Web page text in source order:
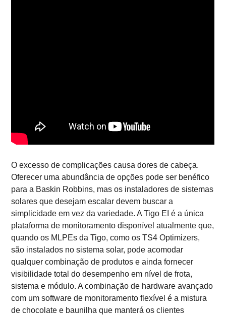
O excesso de complicações causa dores de cabeça.
Oferecer uma abundância de opções pode ser benéfico
para a Baskin Robbins, mas os instaladores de sistemas
solares que desejam escalar devem buscar a
simplicidade em vez da variedade. A Tigo EI é a única
plataforma de monitoramento disponível atualmente que,
quando os MLPEs da Tigo, como os TS4 Optimizers,
são instalados no sistema solar, pode acomodar
qualquer combinação de produtos e ainda fornecer
visibilidade total do desempenho em nível de frota,
sistema e módulo. A combinação de hardware avançado
com um software de monitoramento flexível é a mistura
de chocolate e baunilha que manterá os clientes